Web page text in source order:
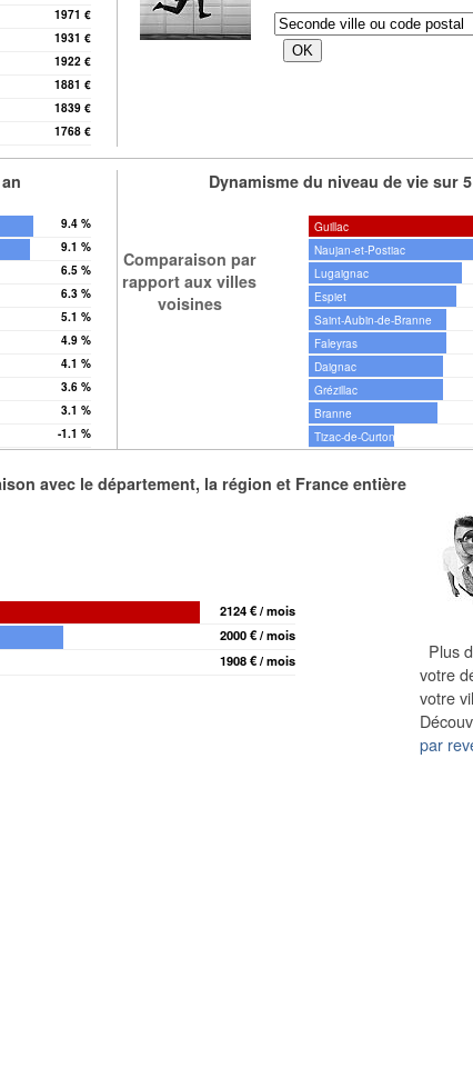
1971 €
1931 €
1922 €
1881 €
1839 €
1768 €
9.4 %
9.1 %
6.5 %
6.3 %
5.1 %
4.9 %
4.1 %
3.6 %
3.1 %
-1.1 %
Dynamisme du niveau de vie sur
Comparaison par
rapport aux villes
voisines
Guillac
Naujan-et-Postiac
Lugaignac
Espiet
Saint-Aubin-de-Branne
Faleyras
Daignac
Grézillac
Branne
Tizac-de-Curton
avec le département, la région et France entière
2124 € / mois
2000 € / mois
1908 € / mois
Plus
votre
votre
par